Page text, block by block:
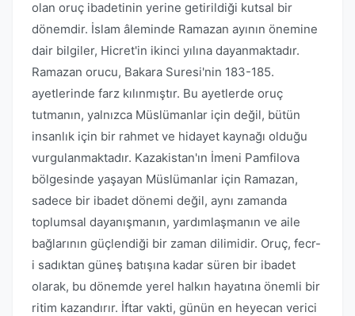
olan oruç ibadetinin yerine getirildiği kutsal bir
dönemdir. İslam âleminde Ramazan ayının önemine
dair bilgiler, Hicret'in ikinci yılına dayanmaktadır.
Ramazan orucu, Bakara Suresi'nin 183-185.
ayetlerinde farz kılınmıştır. Bu ayetlerde oruç
tutmanın, yalnızca Müslümanlar için değil, bütün
insanlık için bir rahmet ve hidayet kaynağı olduğu
vurgulanmaktadır. Kazakistan'ın İmeni Pamfilova
bölgesinde yaşayan Müslümanlar için Ramazan,
sadece bir ibadet dönemi değil, aynı zamanda
toplumsal dayanışmanın, yardımlaşmanın ve aile
bağlarının güçlendiği bir zaman dilimidir. Oruç, fecr-
i sadıktan güneş batışına kadar süren bir ibadet
olarak, bu dönemde yerel halkın hayatına önemli bir
ritim kazandırır. İftar vakti, günün en heyecan verici